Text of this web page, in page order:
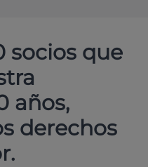
socios que
años,
derechos